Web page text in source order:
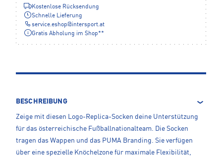
Kostenlose Rücksendung
Schnelle Lieferung
service.eshop@intersport.at
Gratis Abholung im Shop**
BESCHREIBUNG
Zeige mit diesen Logo-Replica-Socken deine Unterstützung
für das österreichische Fußballnationalteam. Die Socken
tragen das Wappen und das PUMA Branding. Sie verfügen
über eine spezielle Knöchelzone für maximale Flexibilität,